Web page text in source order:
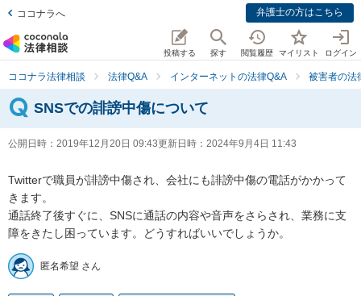
ココナラへ 弁護士の方はこちら
投稿する 探す 閲覧履歴 マイリスト ログイン
ココナラ法律相談 法律Q&A インターネットの法律Q&A 被害者の法
SNSでの誹謗中傷について
公開日時： 2019年12月20日 09:43更新日時： 2024年9月4日 11:43
Twitterで職員が誹謗中傷され、会社にも誹謗中傷の電話がかかって
きます。
通話終了後すぐに、SNSに通話の内容や音声をさらされ、業務に支
障をきたし困っています。どうすればいいでしょうか。
匿名希望 さん